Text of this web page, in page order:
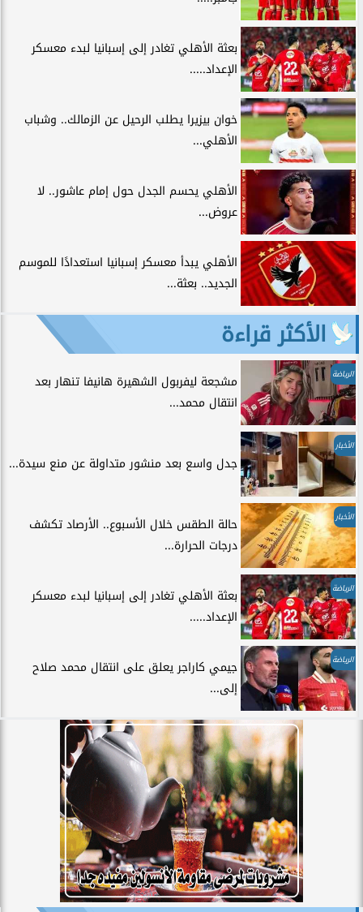
بعثة الأهلي تغادر إلى إسبانيا لبدء معسكر
الإعداد.....
خوان بيزيرا يطلب الرحيل عن الزمالك.. وشباب
الأهلي...
الأهلي يحسم الجدل حول إمام عاشور.. لا
عروض...
الأهلي يبدأ معسكر إسبانيا استعدادًا للموسم
الجديد.. بعثة...
الأكثر قراءة
الرياضة
مشجعة ليفربول الشهيرة هانيفا تنهار بعد
انتقال محمد...
الأخبار
جدل واسع بعد منشور متداولة عن منع سيدة...
الأخبار
حالة الطقس خلال الأسبوع.. الأرصاد تكشف
درجات الحرارة...
الرياضة
بعثة الأهلي تغادر إلى إسبانيا لبدء معسكر
الإعداد.....
الرياضة
جيمي كاراجر يعلق على انتقال محمد صلاح
إلى...